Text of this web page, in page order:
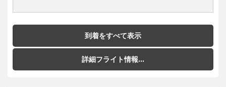
到着をすべて表示
詳細フライト情報...